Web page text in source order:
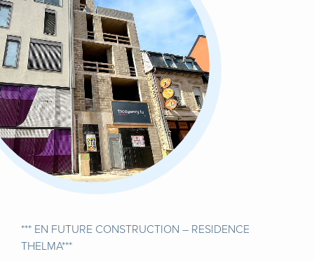
*** EN FUTURE CONSTRUCTION – RESIDENCE
THELMA***